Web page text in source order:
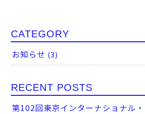
CATEGORY
お知らせ (3)
RECENT POSTS
第102回東京インターナショナル